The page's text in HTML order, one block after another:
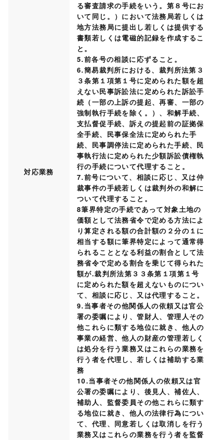
対応業務
る審査請求の手続をいう。第８号にお
いて同じ。）において法務局若しくは
地方法務局に提出し若しくは提供する
書類若しくは電磁的記録を作成するこ
と。
5.前各号の相談に応ずること。
6.簡易裁判所における、裁判所法第３
３条第１項第１号に定められた額を超
えない民事訴訟法に定められた訴訟手
続（一部の上訴の提起、再審、一部の
強制執行手続を除く。）、和解手続、
支払督促手続、訴えの提起前の証拠保
全手続、民事保全法に定められた手
続、民事調停法に定められた手続、民
事執行法に定められた少額訴訟債権執
行の手続について代理すること。
7.前号について、相談に応じ、又は仲
裁事件の手続若しくは裁判外の和解に
ついて代理すること。
8筆界特定の手続であって対象土地の
価額として法務省令で定める方法によ
り算定される額の合計額の２分の１に
相当する額に筆界特定によって通常得
られることとなる利益の割合として法
務省令で定める割合を乗じて得られた
額が.裁判所法第３３条第１項第１号
に定められた額を超えないものについ
て、相談に応じ、又は代理すること。
9.当事者その他関係人の依頼又は官公
署の委嘱により、管財人、管理人その
他これらに類する地位に就き、他人の
事業の経営、他人の財産の管理若しく
は処分を行う業務又はこれらの業務を
行う者を代理し、若しくは補助する業
務
10.当事者その他関係人の依頼又は官
公署の委嘱により、後見人、補佐人、
補助人、監督委員その他これらに類す
る地位に就き、他人の法律行為につい
て、代理、同意若しくは取消しを行う
業務又はこれらの業務を行う者を監督